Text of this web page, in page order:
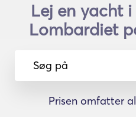
Lej en yacht
Lombardiet
Søg på
Prisen omfatter